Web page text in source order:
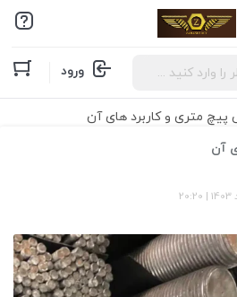
ورود
پیچ متری و کاربرد های آن
آن
|
20:20